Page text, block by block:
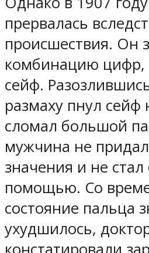
прервалась
происшествия. Он
комбинацию
сейф.
размаху пнул сейф
сломал большой
мужчина не
значения и не
помощью. Со
состояние пальца
ухудшилось,